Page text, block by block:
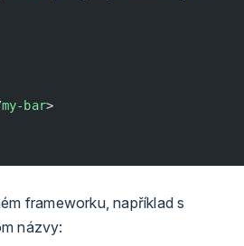
my-bar>
frameworku, například s
názvy: